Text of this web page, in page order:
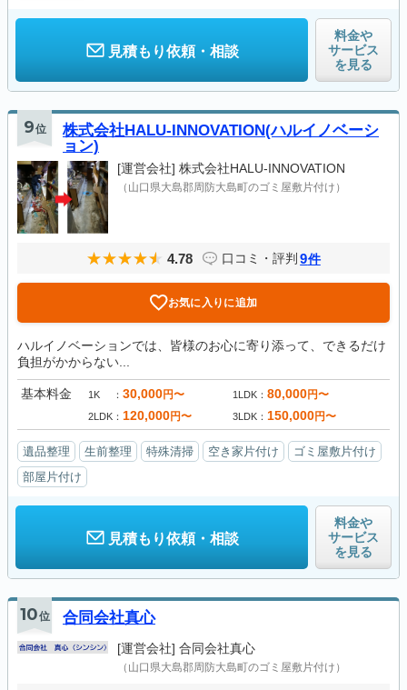
見積もり依頼・相談
料金や
サービス
を見る
9位
株式会社HALU-INNOVATION(ハルイノベーシ
ョン)
[運営会社] 株式会社HALU-INNOVATION
（山口県大島郡周防大島町のゴミ屋敷片付け）
4.78 口コミ・評判 9件
お気に入りに追加
ハルイノベーションでは、皆様のお心に寄り添って、できるだけ
負担がかからない...
基本料金 1K 30,000円〜 1LDK 80,000円〜
2LDK 120,000円〜 3LDK 150,000円〜
遺品整理 生前整理 特殊清掃 空き家片付け
ゴミ屋敷片付け
部屋片付け
見積もり依頼・相談
料金や
サービス
を見る
10位 合同会社真心
[運営会社] 合同会社真心
（山口県大島郡周防大島町のゴミ屋敷片付け）